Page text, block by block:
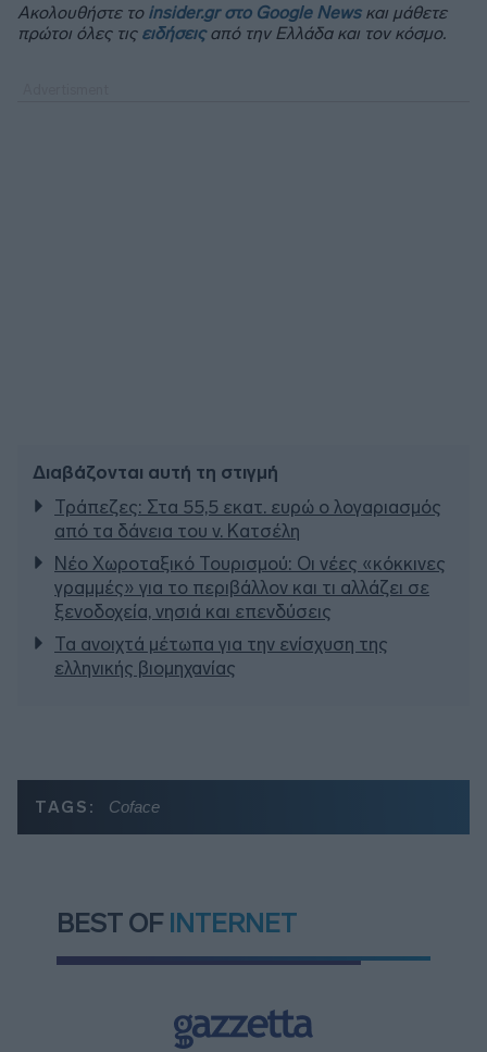
Ακολουθήστε το insider.gr στο Google Newsκαι μάθετε
πρώτοι όλες τις ειδήσειςαπό την Ελλάδα και τον κόσμο.
Διαβάζονται αυτή τη στιγμή
Τράπεζες: Στα 55,5 εκατ. ευρώ ο λογαριασμός
από τα δάνεια του ν. Κατσέλη
Νέο Χωροταξικό Τουρισμού: Οι νέες «κόκκινες
γραμμές» για το περιβάλλον και τι αλλάζει σε
ξενοδοχεία, νησιά και επενδύσεις
Τα ανοιχτά μέτωπα για την ενίσχυση της
ελληνικής βιομηχανίας
TAGS: Coface
BEST OF INTERNET